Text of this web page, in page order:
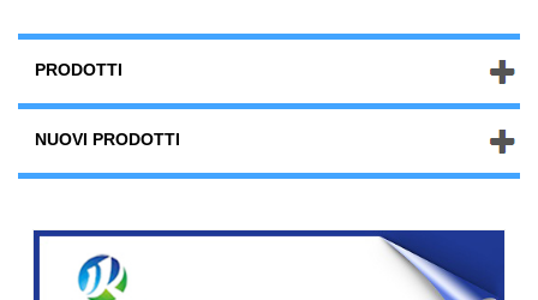
PRODOTTI
NUOVI PRODOTTI